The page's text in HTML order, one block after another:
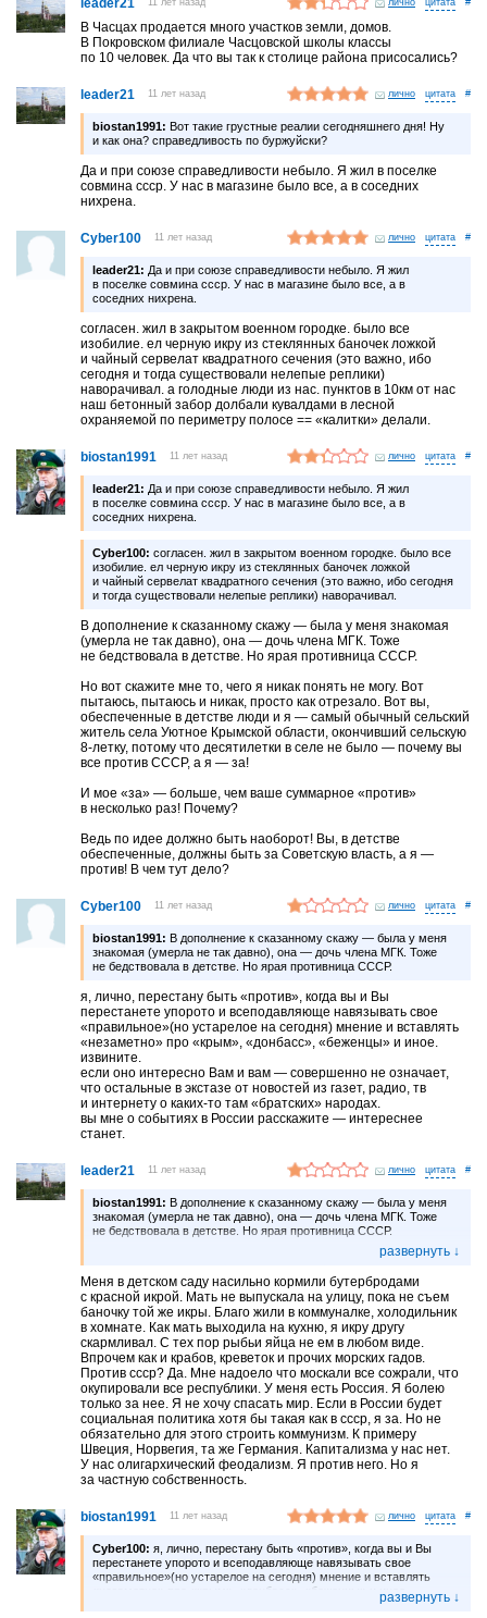
11 лет назад лично #
В Часцах продается много участков земли, домов.
В Покровском филиале Часцовской школы классы
по 10 человек. Да что вы так к столице района присосались?
leader21 11 лет назад лично #
biostan1991: Вот такие грустные реалии сегодняшнего дня! Ну
и как она? справедливость по буржуйски?
Да и при союзе справедливости небыло. Я жил в поселке
совмина ссср. У нас в магазине было все, а в соседних
нихрена.
Cyber100 11 лет назад лично #
leader21: Да и при союзе справедливости небыло. Я жил
в поселке совмина ссср. У нас в магазине было все, а в
соседних нихрена.
согласен. жил в закрытом военном городке. было все
изобилие. ел черную икру из стеклянных баночек ложкой
и чайный сервелат квадратного сечения (это важно, ибо
сегодня и тогда существовали нелепые реплики)
наворачивал. а голодные люди из нас. пунктов в 10км от нас
наш бетонный забор долбали кувалдами в лесной
охраняемой по периметру полосе == «калитки» делали.
biostan1991 11 лет назад лично #
leader21: Да и при союзе справедливости небыло. Я жил
в поселке совмина ссср. У нас в магазине было все, а в
соседних нихрена.
Cyber100: согласен. жил в закрытом военном городке. было все
изобилие. ел черную икру из стеклянных баночек ложкой
и чайный сервелат квадратного сечения (это важно, ибо сегодня
и тогда существовали нелепые реплики) наворачивал.
В дополнение к сказанному скажу — была у меня знакомая
(умерла не так давно), она — дочь члена МГК. Тоже
не бедствовала в детстве. Но ярая противница СССР.
Но вот скажите мне то, чего я никак понять не могу. Вот
пытаюсь, пытаюсь и никак, просто как отрезало. Вот вы,
обеспеченные в детстве люди и я — самый обычный сельский
житель села Уютное Крымской области, окончивший сельскую
8-летку, потому что десятилетки в селе не было — почему вы
все против СССР, а я — за!
И мое «за» — больше, чем ваше суммарное «против»
в несколько раз! Почему?
Ведь по идее должно быть наоборот! Вы, в детстве
обеспеченные, должны быть за Советскую власть, а я —
против! В чем тут дело?
Cyber100 11 лет назад лично #
biostan1991: В дополнение к сказанному скажу — была у меня
знакомая (умерла не так давно), она — дочь члена МГК. Тоже
не бедствовала в детстве. Но ярая противница СССР.
я, лично, перестану быть «против», когда вы и Вы
перестанете упорото и всеподавляюще навязывать свое
«правильное»(но устарелое на сегодня) мнение и вставлять
«незаметно» про «крым», «донбасс», «беженцы» и иное.
извините.
если оно интересно Вам и вам — совершенно не означает,
что остальные в экстазе от новостей из газет, радио, тв
и интернету о каких-то там «братских» народах.
вы мне о событиях в России расскажите — интереснее
станет.
leader21 11 лет назад лично #
biostan1991: В дополнение к сказанному скажу — была у меня
знакомая (умерла не так давно), она — дочь члена МГК. Тоже
не бедствовала в детстве. Но ярая противница СССР.
Но вот скажите мне то, чего я никак понять не могу. Вот пытаюсь,
в детстве люди и я — самый обычный сельский житель села
Уютное Крымской области, окончивший сельскую 8-летку,
потому что десятилетки в селе не было — почему вы все против
СССР, а я — за!
И мое «за» — больше, чем ваше суммарное «против»
в несколько раз! Почему?
Ведь по идее должно быть наоборот! Вы, в детстве
обеспеченные, должны быть за Советскую власть, а я — против!
В чем тут дело?
Меня в детском саду насильно кормили бутербродами
с красной икрой. Мать не выпускала на улицу, пока не съем
баночку той же икры. Благо жили в коммуналке, холодильник
в хомнате. Как мать выходила на кухню, я икру другу
скармливал. С тех пор рыбьи яйца не ем в любом виде.
Впрочем как и крабов, креветок и прочих морских гадов.
Против ссср? Да. Мне надоело что москали все сожрали, что
окупировали все республики. У меня есть Россия. Я болею
только за нее. Я не хочу спасать мир. Если в России будет
социальная политика хотя бы такая как в ссср, я за. Но не
обязательно для этого строить коммунизм. К примеру
Швеция, Норвегия, та же Германия. Капитализма у нас нет.
У нас олигархический феодализм. Я против него. Но я
за частную собственность.
biostan1991 11 лет назад лично #
Cyber100: я, лично, перестану быть «против», когда вы и Вы
перестанете упорото и всеподавляюще навязывать свое
«правильное»(но устарелое на сегодня) мнение и вставлять
«незаметно» про «крым», «донбасс», «беженцы» и иное.